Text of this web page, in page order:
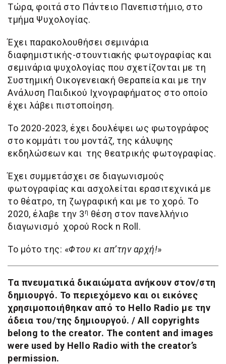
Τώρα, φοιτά στο Πάντειο Πανεπιστήμιο, στο
τμήμα Ψυχολογίας.
Έχει παρακολουθήσει σεμινάρια
διαφημιστικής-στουντιακής φωτογραφίας και
σεμινάρια ψυχολογίας που σχετίζονται με τη
Συστημική Οικογενειακή Θεραπεία και με την
Ανάλυση Παιδικού Ιχνογραφήματος στο οποίο
έχει λάβει πιστοποίηση.
Το 2020-2023, έχει δουλέψει ως φωτογράφος
στο κομμάτι του μοντάζ, της κάλυψης
εκδηλώσεων και της θεατρικής φωτογραφίας.
Έχει συμμετάσχει σε διαγωνισμούς
φωτογραφίας και ασχολείται ερασιτεχνικά με
το θέατρο, τη ζωγραφική και με το χορό. Το
2020, έλαβε την 3η θέση στον πανελλήνιο
διαγωνισμό χορού Rock n Roll.
Το μότο της: «Φτου κι απ’την αρχή!»
Τα πνευματικά δικαιώματα ανήκουν στον/στη
δημιουργό. Το περιεχόμενο και οι εικόνες
χρησιμοποιήθηκαν από το Hello Radio με την
άδεια του/της δημιουργού. / All copyrights
belong to the creator. The content and images
were used by Hello Radio with the creator’s
permission.